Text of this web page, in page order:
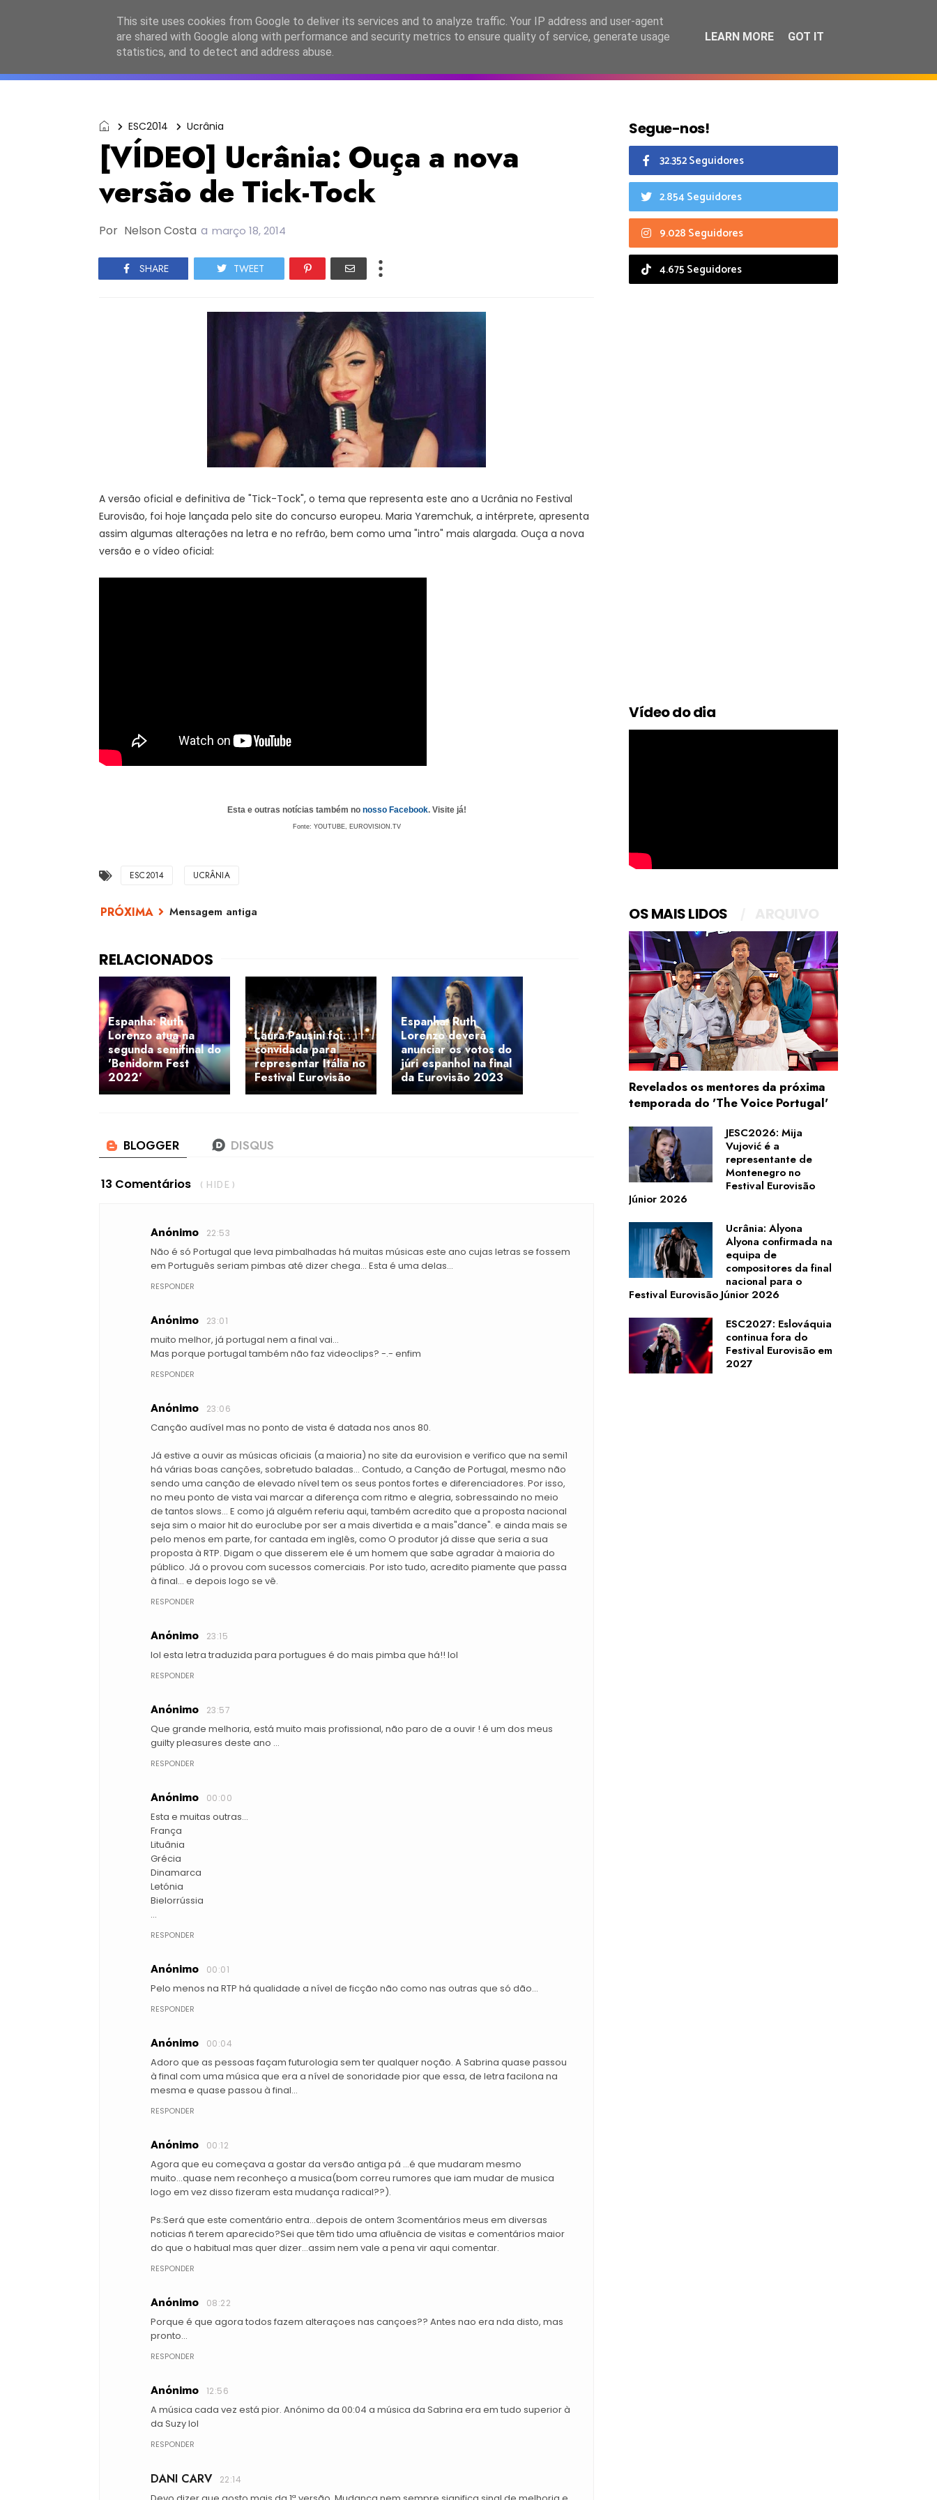
ESC2027 JESC2026 FC2026 EASC2026 PORTUGAL LANÇAMENTOS ESPECIAIS CALENDÁRIO
ESC2014 Ucrânia
[VÍDEO] Ucrânia: Ouça a nova
versão de Tick-Tock
Por Nelson Costa a março 18, 2014
SHARE TWEET
A versão oficial e definitiva de "Tick-Tock", o tema que representa este ano a Ucrânia no Festival
Eurovisão, foi hoje lançada pelo site do concurso europeu. Maria Yaremchuk, a intérprete, apresenta
assim algumas alterações na letra e no refrão, bem como uma "intro" mais alargada. Ouça a nova
versão e o vídeo oficial:
Esta e outras notícias também no nosso Facebook. Visite já!
Fonte: YOUTUBE, EUROVISION.TV
ESC2014 UCRÂNIA
Mensagem antiga
Espanha: Ruth
Lorenzo atua na
segunda semifinal do
'Benidorm Fest
2022'
Laura Pausini foi
convidada para
representar Itália no
Festival Eurovisão
Espanha: Ruth
Lorenzo deverá
anunciar os votos do
júri espanhol na final
da Eurovisão 2023
13 Comentários ( HIDE )
Anónimo 22:53
Não é só Portugal que leva pimbalhadas há muitas músicas este ano cujas letras se fossem
em Português seriam pimbas até dizer chega... Esta é uma delas...
RESPONDER
Anónimo 23:01
muito melhor, já portugal nem a final vai...
Mas porque portugal também não faz videoclips? -.- enfim
RESPONDER
Anónimo 23:06
Canção audível mas no ponto de vista é datada nos anos 80.
Já estive a ouvir as músicas oficiais (a maioria) no site da eurovision e verifico que na semi1
há várias boas canções, sobretudo baladas... Contudo, a Canção de Portugal, mesmo não
sendo uma canção de elevado nível tem os seus pontos fortes e diferenciadores. Por isso,
no meu ponto de vista vai marcar a diferença com ritmo e alegria, sobressaindo no meio
de tantos slows... E como já alguém referiu aqui, também acredito que a proposta nacional
seja sim o maior hit do euroclube por ser a mais divertida e a mais"dance". e ainda mais se
pelo menos em parte, for cantada em inglês, como O produtor já disse que seria a sua
proposta à RTP. Digam o que disserem ele é um homem que sabe agradar à maioria do
público. Já o provou com sucessos comerciais. Por isto tudo, acredito piamente que passa
à final... e depois logo se vê.
RESPONDER
Anónimo 23:15
lol esta letra traduzida para portugues é do mais pimba que há!! lol
RESPONDER
Anónimo 23:57
Que grande melhoria, está muito mais profissional, não paro de a ouvir ! é um dos meus
guilty pleasures deste ano ...
RESPONDER
Anónimo 00:00
Esta e muitas outras...
França
Lituânia
Grécia
Dinamarca
Letónia
Bielorrússia
...
RESPONDER
Anónimo 00:01
Pelo menos na RTP há qualidade a nível de ficção não como nas outras que só dão...
RESPONDER
Anónimo 00:04
Adoro que as pessoas façam futurologia sem ter qualquer noção. A Sabrina quase passou
à final com uma música que era a nível de sonoridade pior que essa, de letra facilona na
mesma e quase passou à final...
RESPONDER
Anónimo 00:12
Agora que eu começava a gostar da versão antiga pá ...é que mudaram mesmo
muito...quase nem reconheço a musica(bom correu rumores que iam mudar de musica
logo em vez disso fizeram esta mudança radical??).
Ps:Será que este comentário entra...depois de ontem 3comentários meus em diversas
noticias ñ terem aparecido?Sei que têm tido uma afluência de visitas e comentários maior
do que o habitual mas quer dizer...assim nem vale a pena vir aqui comentar.
RESPONDER
Anónimo 08:22
Porque é que agora todos fazem alteraçoes nas cançoes?? Antes nao era nda disto, mas
pronto...
RESPONDER
Anónimo 12:56
A música cada vez está pior. Anónimo da 00:04 a música da Sabrina era em tudo superior à
da Suzy lol
RESPONDER
DANI CARV 22:14
Segue-nos!
32.352 Seguidores
2.854 Seguidores
9.028 Seguidores
4.675 Seguidores
Vídeo do dia
OS MAIS LIDOS
Revelados os mentores da próxima
temporada do 'The Voice Portugal'
JESC2026: Mija
Vujović é a
representante de
Montenegro no
Festival Eurovisão
Júnior 2026
Ucrânia: Alyona
Alyona confirmada na
equipa de
compositores da final
nacional para o
Festival Eurovisão Júnior 2026
ESC2027: Eslováquia
continua fora do
Festival Eurovisão em
2027
This site uses cookies from Google to deliver its services and to analyze traffic. Your IP address and user-agent
are shared with Google along with performance and security metrics to ensure quality of service, generate usage
statistics, and to detect and address abuse.
LEARN MORE GOT IT